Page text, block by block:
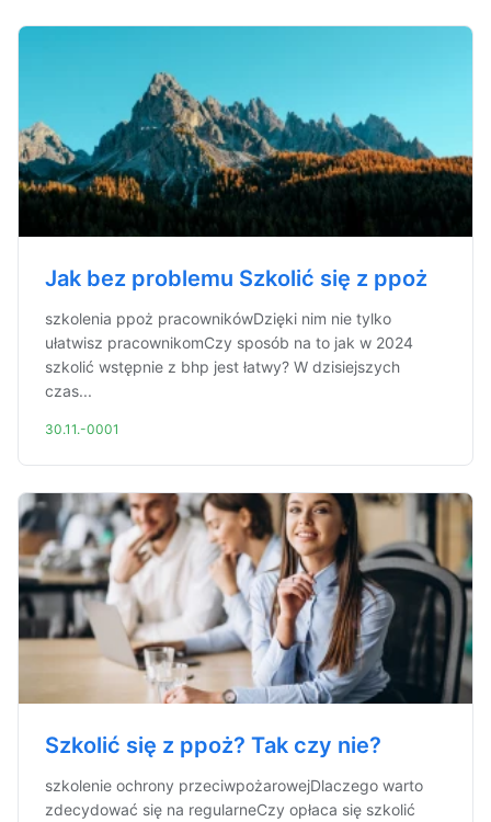
Jak bez problemu Szkolić się z ppoż
szkolenia ppoż pracownikówDzięki nim nie tylko
ułatwisz pracownikomCzy sposób na to jak w 2024
szkolić wstępnie z bhp jest łatwy? W dzisiejszych
czas...
30.11.-0001
Szkolić się z ppoż? Tak czy nie?
szkolenie ochrony przeciwpożarowejDlaczego warto
zdecydować się na regularneCzy opłaca się szkolić